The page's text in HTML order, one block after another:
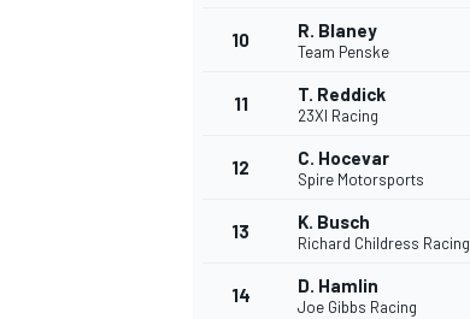
10 R. Blaney
Team Penske
11 T. Reddick
23XI Racing
12 C. Hocevar
Spire Motorsports
13 K. Busch
Richard Childress Racing
14 D. Hamlin
Joe Gibbs Racing